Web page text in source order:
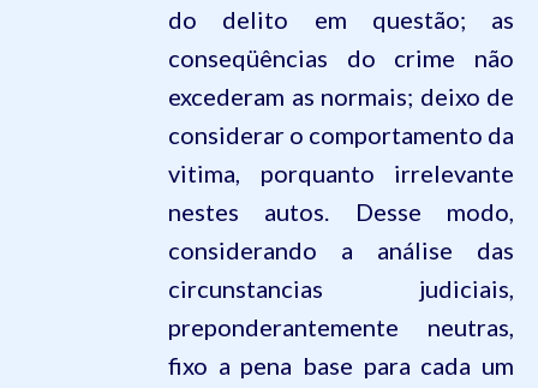
do delito em questão; as
conseqüências do crime não
excederam as normais; deixo de
considerar o comportamento da
vitima, porquanto irrelevante
nestes autos. Desse modo,
considerando a análise das
circunstancias judiciais,
preponderantemente neutras,
fixo a pena base para cada um